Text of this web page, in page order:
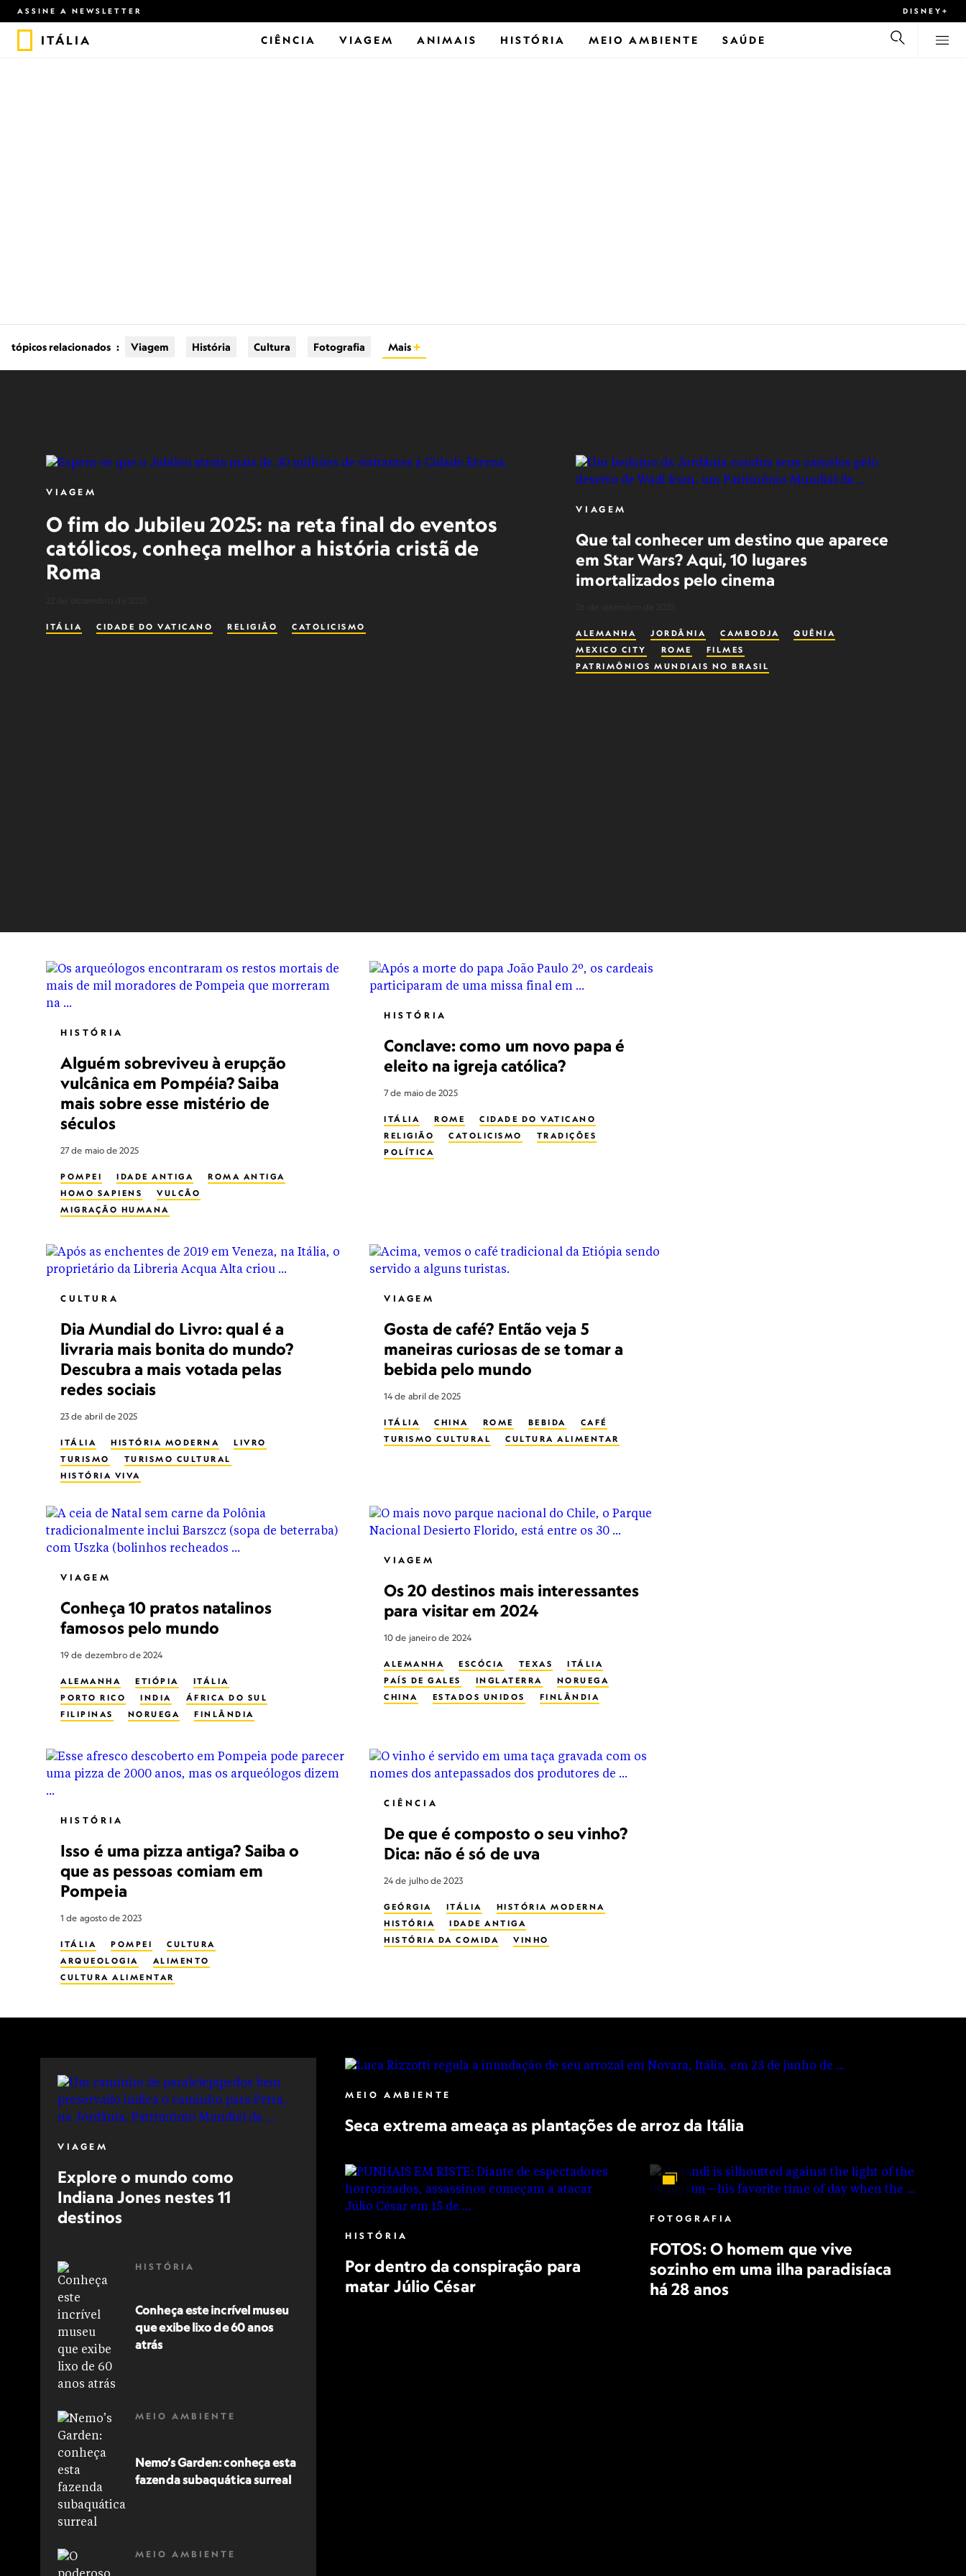
ASSINE A NEWSLETTER DISNEY+
ITÁLIA CIÊNCIA VIAGEM ANIMAIS HISTÓRIA MEIO AMBIENTE SAÚDE
tópicos relacionados : Viagem História Cultura Fotografia Mais
VIAGEM
O fim do Jubileu 2025: na reta final do eventos
católicos, conheça melhor a história cristã de
Roma
ITÁLIA CIDADE DO VATICANO RELIGIÃO CATOLICISMO
VIAGEM
Que tal conhecer um destino que aparece
em Star Wars? Aqui, 10 lugares
imortalizados pelo cinema
ALEMANHA JORDÂNIA CAMBODJA
QUÊNIA
MEXICO CITY
ROME
FILMES
PATRIMÔNIOS MUNDIAIS NO BRASIL
HISTÓRIA
Alguém sobreviveu à erupção
vulcânica em Pompéia? Saiba
mais sobre esse mistério de
séculos
27 de maio de 2025
POMPEI IDADE ANTIGA
ROMA ANTIGA
HOMO SAPIENS
VULCÃO
MIGRAÇÃO HUMANA
HISTÓRIA
Conclave: como um novo papa é
eleito na igreja católica?
7 de maio de 2025
ITÁLIA ROME
CIDADE DO VATICANO
RELIGIÃO
CATOLICISMO
TRADIÇÕES
POLÍTICA
CULTURA
Dia Mundial do Livro: qual é a
livraria mais bonita do mundo?
Descubra a mais votada pelas
redes sociais
23 de abril de 2025
ITÁLIA HISTÓRIA MODERNA
LIVRO
TURISMO
TURISMO CULTURAL
HISTÓRIA VIVA
VIAGEM
Gosta de café? Então veja 5
maneiras curiosas de se tomar a
bebida pelo mundo
14 de abril de 2025
ITÁLIA CHINA ROME BEBIDA
CAFÉ
TURISMO CULTURAL
CULTURA ALIMENTAR
VIAGEM
Conheça 10 pratos natalinos
famosos pelo mundo
19 de dezembro de 2024
ALEMANHA ETIÓPIA
ITÁLIA
PORTO RICO
INDIA
ÁFRICA DO SUL
FILIPINAS
NORUEGA
FINLÂNDIA
CULTURA ALIMENTAR
TURISMO CULINÁRIO
VIAGEM
Os 20 destinos mais interessantes
para visitar em 2024
10 de janeiro de 2024
ALEMANHA ESCÓCIA TEXAS
ITÁLIA
PAÍS DE GALES
INGLATERRA
NORUEGA
CHINA
ESTADOS UNIDOS
FINLÂNDIA
VIAGEM E AVENTURA
AVENTURA
TURISMO DE AVENTURA
ARTES
ALIMENTO
CULTURA ALIMENTAR
TURISMO CULINÁRIO
COMIDA DE RUA
FOTOGRAFIA DE VIAGENS
ANIMAIS SELVAGENS
MULHERES NA CONSERVAÇÃO
HISTÓRIA
Isso é uma pizza antiga? Saiba o
que as pessoas comiam em
Pompeia
1 de agosto de 2023
ITÁLIA POMPEI
CULTURA
ARQUEOLOGIA
ALIMENTO
CULTURA ALIMENTAR
CIÊNCIA
De que é composto o seu vinho?
Dica: não é só de uva
24 de julho de 2023
GEÓRGIA ITÁLIA
HISTÓRIA MODERNA
HISTÓRIA
IDADE ANTIGA
HISTÓRIA DA COMIDA
VINHO
VIAGEM
Explore o mundo como
Indiana Jones nestes 11
destinos
HISTÓRIA
Conheça este incrível museu
que exibe lixo de 60 anos
atrás
MEIO AMBIENTE
Nemo’s Garden: conheça esta
fazenda subaquática surreal
MEIO AMBIENTE
MEIO AMBIENTE
Seca extrema ameaça as plantações de arroz da Itália
HISTÓRIA
Por dentro da conspiração para
matar Júlio César
FOTOGRAFIA
FOTOS: O homem que vive
sozinho em uma ilha paradisíaca
há 28 anos